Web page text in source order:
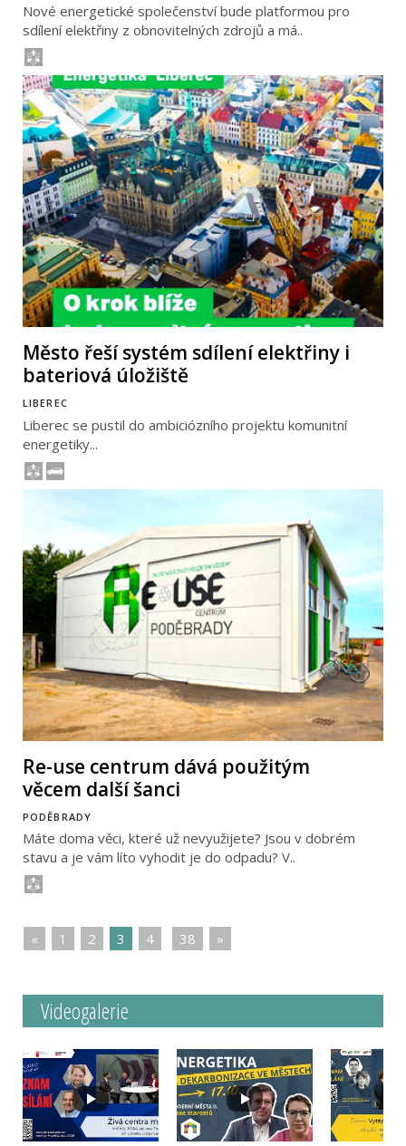
Nové energetické společenství bude platformou pro
sdílení elektřiny z obnovitelných zdrojů a má..
Město řeší systém sdílení elektřiny i
bateriová úložiště
LIBEREC
Liberec se pustil do ambiciózního projektu komunitní
energetiky...
Re-use centrum dává použitým
věcem další šanci
PODĚBRADY
Máte doma věci, které už nevyužijete? Jsou v dobrém
stavu a je vám líto vyhodit je do odpadu? V..
« 1 2 3 4 38 »
Videogalerie